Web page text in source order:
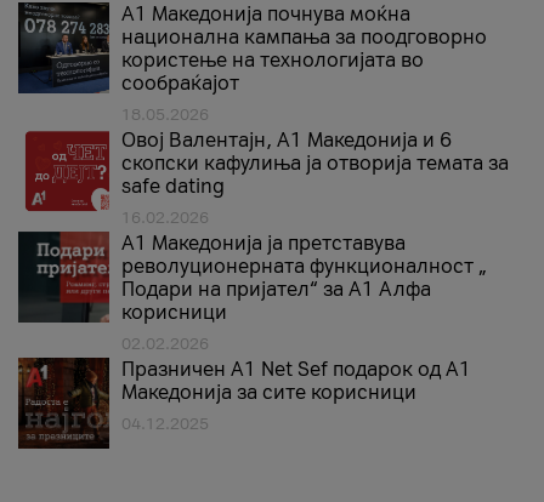
A1 Македонија почнува моќна
национална кампања за поодговорно
користење на технологијата во
сообраќајот
18.05.2026
Овој Валентајн, A1 Македонија и 6
скопски кафулиња ја отворија темата за
safe dating
16.02.2026
А1 Македонија ја претставува
револуционерната функционалност „
Подари на пријател“ за А1 Алфа
корисници
02.02.2026
Празничен A1 Net Sеf подарок од А1
Македонија за сите корисници
04.12.2025